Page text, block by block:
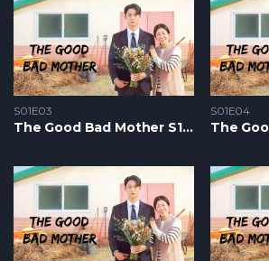
S01E03
The Good Bad Mother S1 – Epizoda 03
S01E04